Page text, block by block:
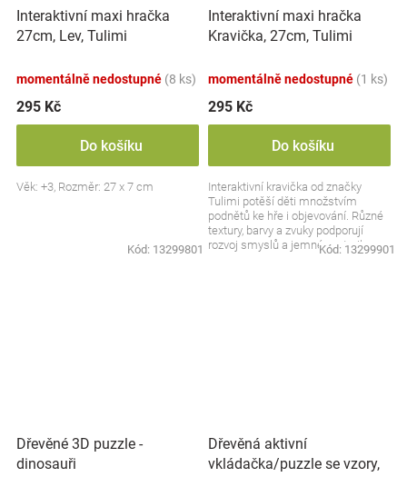
Interaktivní maxi hračka
27cm, Lev, Tulimi
momentálně nedostupné (8 ks)
295 Kč
Do košíku
Věk: +3, Rozměr: 27 x 7 cm
Kód: 13299801
Interaktivní maxi hračka
Kravička, 27cm, Tulimi
momentálně nedostupné (1 ks)
295 Kč
Do košíku
Interaktivní kravička od značky
Tulimi potěší děti množstvím
podnětů ke hře i objevování. Různé
textury, barvy a zvuky podporují
rozvoj smyslů a jemné motoriky.
Kód: 13299901
Dřevěné 3D puzzle -
dinosauři
Dřevěná aktivní
vkládačka/puzzle se vzory,